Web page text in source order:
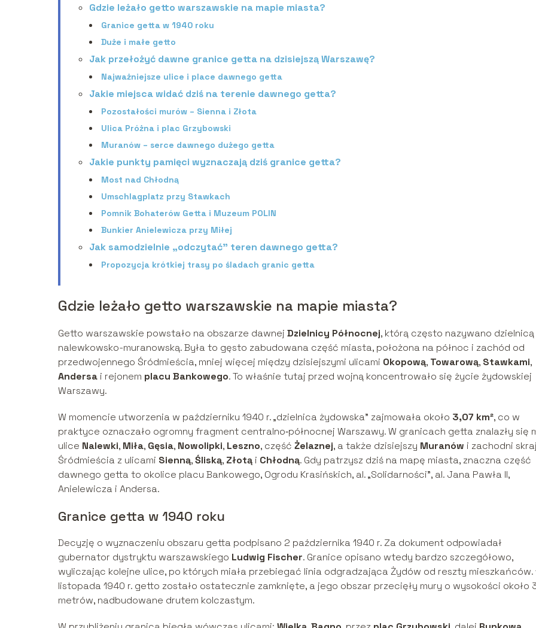
Gdzie leżało getto warszawskie na mapie miasta?
Granice getta w 1940 roku
Duże i małe getto
Jak przełożyć dawne granice getta na dzisiejszą Warszawę?
Najważniejsze ulice i place dawnego getta
Jakie miejsca widać dziś na terenie dawnego getta?
Pozostałości murów – Sienna i Złota
Ulica Próżna i plac Grzybowski
Muranów – serce dawnego dużego getta
Jakie punkty pamięci wyznaczają dziś granice getta?
Most nad Chłodną
Umschlagplatz przy Stawkach
Pomnik Bohaterów Getta i Muzeum POLIN
Bunkier Anielewicza przy Miłej
Jak samodzielnie „odczytać” teren dawnego getta?
Propozycja krótkiej trasy po śladach granic getta
Gdzie leżało getto warszawskie na mapie miasta?
Getto warszawskie powstało na obszarze dawnej Dzielnicy Północnej, którą często nazywano dzielnicą
nalewkowsko-muranowską. Była to gęsto zabudowana część miasta, położona na północ i zachód od
przedwojennego Śródmieścia, mniej więcej między dzisiejszymi ulicami Okopową, Towarową, Stawkami,
Andersa i rejonem placu Bankowego. To właśnie tutaj przed wojną koncentrowało się życie żydowskiej
Warszawy.
W momencie utworzenia w październiku 1940 r. „dzielnica żydowska” zajmowała około 3,07 km², co w
praktyce oznaczało ogromny fragment centralno‑północnej Warszawy. W granicach getta znalazły się
ulice Nalewki, Miła, Gęsia, Nowolipki, Leszno, część Żelaznej, a także dzisiejszy Muranów i zachodni skraj
Śródmieścia z ulicami Sienną,Śliską, Złotą i Chłodną. Gdy patrzysz dziś na mapę miasta, znaczna część
dawnego getta to okolice placu Bankowego, Ogrodu Krasińskich, al. „Solidarności”, al. Jana Pawła II,
Anielewicza i Andersa.
Granice getta w 1940 roku
Decyzję o wyznaczeniu obszaru getta podpisano 2 października 1940 r. Za dokument odpowiadał
gubernator dystryktu warszawskiego Ludwig Fischer. Granice opisano wtedy bardzo szczegółowo,
wyliczając kolejne ulice, po których miała przebiegać linia odgradzająca Żydów od reszty mieszkańców.
listopada 1940 r. getto zostało ostatecznie zamknięte, a jego obszar przecięły mury o wysokości około
metrów, nadbudowane drutem kolczastym.